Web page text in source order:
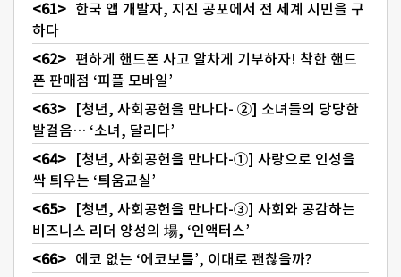
한국 앱 개발자, 지진 공포에서 전 세계 시민을 구
하다
편하게 핸드폰 사고 알차게 기부하자! 착한 핸드
폰 판매점 ‘피플 모바일’
[청년, 사회공헌을 만나다- ②] 소녀들의 당당한
발걸음… ‘소녀, 달리다’
[청년, 사회공헌을 만나다-①] 사랑으로 인성을
싹 틔우는 ‘틔움교실’
[청년, 사회공헌을 만나다-③] 사회와 공감하는
비즈니스 리더 양성의 場, ‘인액터스’
에코 없는 ‘에코보틀’, 이대로 괜찮을까?